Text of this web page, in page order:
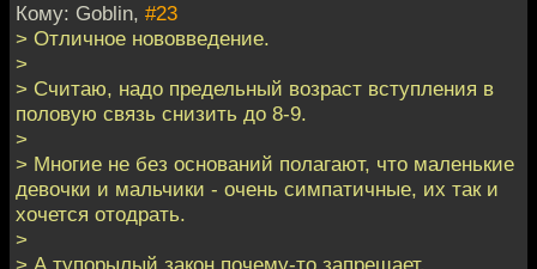
Кому: Goblin, #23
> Отличное нововведение.
>
> Считаю, надо предельный возраст вступления в
половую связь снизить до 8-9.
>
> Многие не без оснований полагают, что маленькие
девочки и мальчики - очень симпатичные, их так и
хочется отодрать.
>